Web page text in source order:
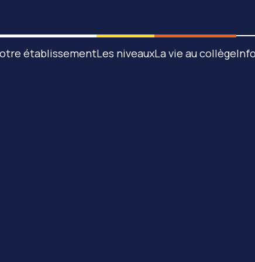
établissementLes niveauxLa vie au collège